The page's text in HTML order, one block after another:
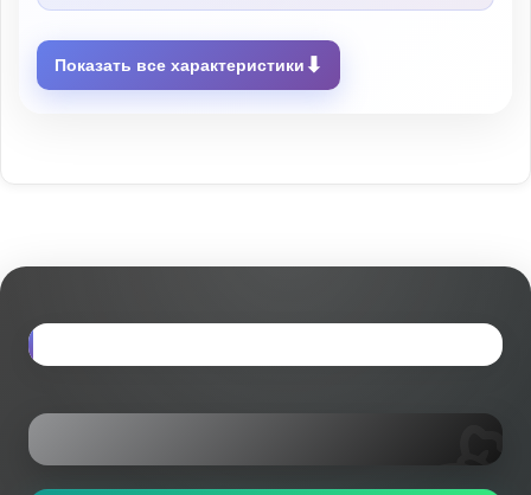
Показать все характеристики ⬇